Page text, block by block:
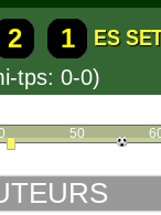
2 1
ES
tps: 0-0)
50